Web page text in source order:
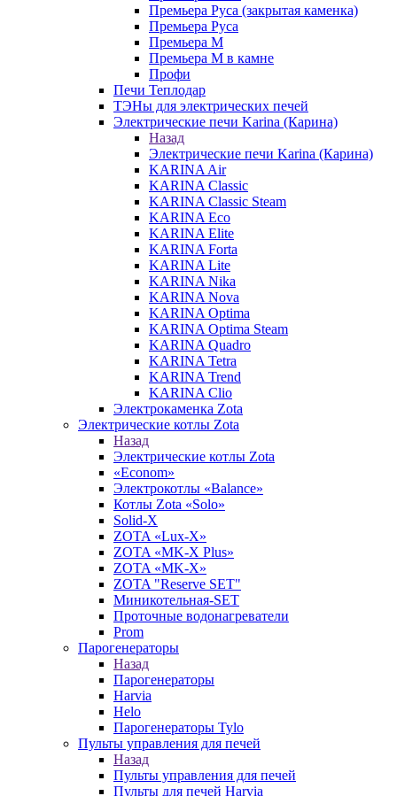
Премьера Руса (закрытая каменка)
Премьера Руса
Премьера М
Премьера М в камне
Профи
Печи Теплодар
ТЭНы для электрических печей
Электрические печи Karina (Карина)
Назад
Электрические печи Karina (Карина)
KARINA Air
KARINA Classic
KARINA Classic Steam
KARINA Eco
KARINA Elite
KARINA Forta
KARINA Lite
KARINA Nika
KARINA Nova
KARINA Optima
KARINA Optima Steam
KARINA Quadro
KARINA Tetra
KARINA Trend
KARINA Clio
Электрокаменка Zota
Электрические котлы Zota
Назад
Электрические котлы Zota
«Econom»
Электрокотлы «Balance»
Котлы Zota «Solo»
Solid-X
ZOTA «Lux-X»
ZOTA «MK-X Plus»
ZOTA «MK-X»
ZOTA "Reserve SET"
Миникотельная-SET
Проточные водонагреватели
Prom
Парогенераторы
Назад
Парогенераторы
Harvia
Helo
Парогенераторы Tylo
Пульты управления для печей
Назад
Пульты управления для печей
Пульты для печей Harvia